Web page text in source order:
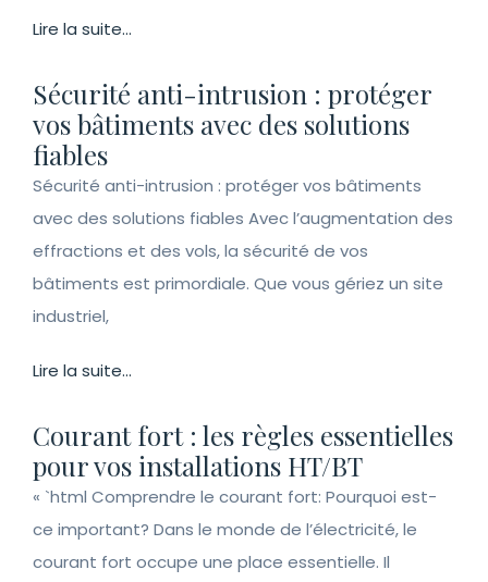
Lire la suite...
Sécurité anti-intrusion : protéger
vos bâtiments avec des solutions
fiables
Sécurité anti-intrusion : protéger vos bâtiments
avec des solutions fiables Avec l’augmentation des
effractions et des vols, la sécurité de vos
bâtiments est primordiale. Que vous gériez un site
industriel,
Lire la suite...
Courant fort : les règles essentielles
pour vos installations HT/BT
« `html Comprendre le courant fort: Pourquoi est-
ce important? Dans le monde de l’électricité, le
courant fort occupe une place essentielle. Il